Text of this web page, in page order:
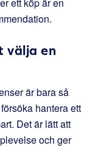
välja en
är bara så
hantera ett
Det är lätt att
och ger